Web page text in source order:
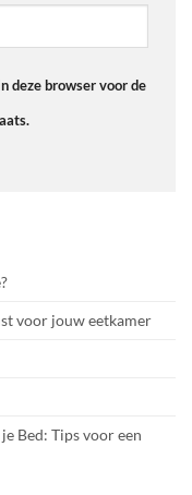
deze browser voor de
voor jouw eetkamer
Bed: Tips voor een